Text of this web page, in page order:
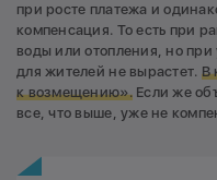
при росте платежа и
компенсация. То есть при
воды или отопления, но
для жителей не вырастет. В
к возмещению».Если же
все, что выше, уже не